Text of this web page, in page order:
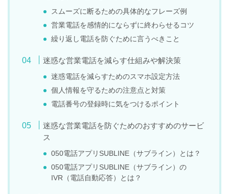
スムーズに断るための具体的なフレーズ例
営業電話を感情的にならずに終わらせるコツ
繰り返し電話を防ぐために言うべきこと
迷惑な営業電話を減らす仕組みや解決策
迷惑電話を減らすためのスマホ設定方法
個人情報を守るための注意点と対策
電話番号の登録時に気をつけるポイント
迷惑な営業電話を防ぐためのおすすめのサービ
ス
050電話アプリSUBLINE（サブライン）とは？
050電話アプリSUBLINE（サブライン）の
IVR（電話自動応答）とは？